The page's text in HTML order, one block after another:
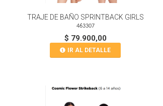
TRAJE DE BAÑO SPRINTBACK GIRLS
463307
$ 79.900,00
IR AL DETALLE